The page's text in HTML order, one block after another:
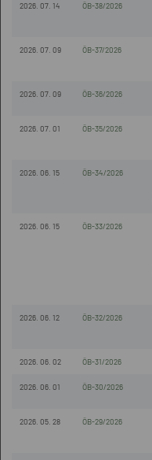
2026. 07. 14 ÖB-38/2026
2026. 07. 09 ÖB-37/2026
2026. 07. 09 ÖB-36/2026
2026. 07. 01 ÖB-35/2026
2026. 06. 15 ÖB-34/2026
2026. 06. 15 ÖB-33/2026
2026. 06. 12 ÖB-32/2026
2026. 06. 02 ÖB-31/2026
2026. 06. 01 ÖB-30/2026
2026. 05. 28 ÖB-29/2026